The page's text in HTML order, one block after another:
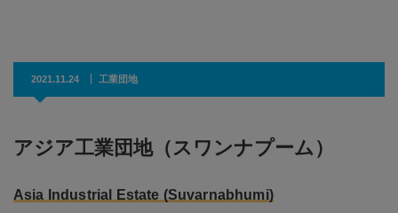
2021.11.24 工業団地
アジア工業団地（スワンナプーム）
Asia Industrial Estate (Suvarnabhumi)